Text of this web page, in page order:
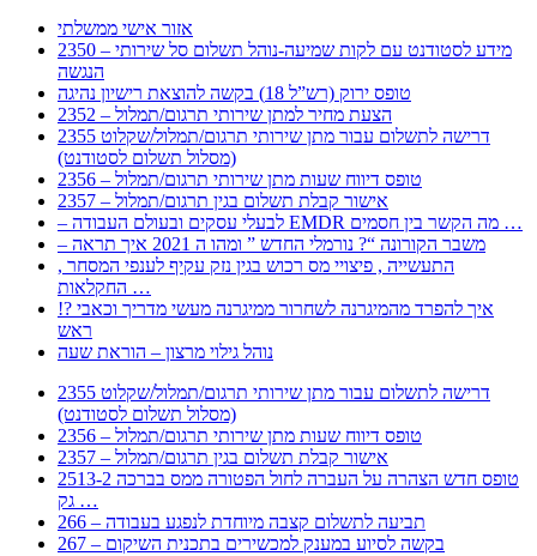
אזור אישי ממשלתי
2350 – מידע לסטודנט עם לקות שמיעה-נוהל תשלום סל שירותי
הנגשה
טופס ירוק (רש”ל 18) בקשה להוצאת רישיון נהיגה
2352 – הצעת מחיר למתן שירותי תרגום/תמלול
2355 דרישה לתשלום עבור מתן שירותי תרגום/תמלול/שקלוט
(מסלול תשלום לסטודנט)
2356 – טופס דיווח שעות מתן שירותי תרגום/תמלול
2357 – אישור קבלת תשלום בגין תרגום/תמלול
– לבעלי עסקים ובעולם העבודה EMDR מה הקשר בין חסמים …
– משבר הקורונה “? נורמלי החדש ” ומהו ה 2021 איך תראה
, התעשייה , פיצויי מס רכוש בגין נזק עקיף לענפי המסחר
החקלאות …
!? איך להפרד מהמיגרנה לשחרור ממיגרנה מעשי מדריך וכאבי
ראש
נוהל גילוי מרצון – הוראת שעה
2355 דרישה לתשלום עבור מתן שירותי תרגום/תמלול/שקלוט
(מסלול תשלום לסטודנט)
2356 – טופס דיווח שעות מתן שירותי תרגום/תמלול
2357 – אישור קבלת תשלום בגין תרגום/תמלול
2513-2 טופס חדש הצהרה על העברה לחול הפטורה ממס בברכה
גק …
266 – תביעה לתשלום קצבה מיוחדת לנפגע בעבודה
267 – בקשה לסיוע במענק למכשירים בתכנית השיקום